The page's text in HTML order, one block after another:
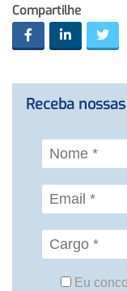
Compartilhe
Receba
Eu